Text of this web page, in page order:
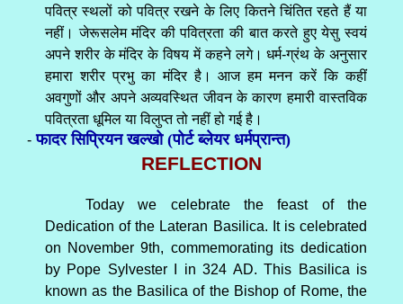
पवित्र स्थलों को पवित्र रखने के लिए कितने चिंतित रहते हैं या
नहीं। जेरूसलेम मंदिर की पवित्रता की बात करते हुए येसु स्वयं
अपने शरीर के मंदिर के विषय में कहने लगे। धर्म-ग्रंथ के अनुसार
हमारा शरीर प्रभु का मंदिर है। आज हम मनन करें कि कहीं
अवगुणों और अपने अव्यवस्थित जीवन के कारण हमारी वास्तविक
पवित्रता धूमिल या विलुप्त तो नहीं हो गई है।
- फादर सिप्रियन खल्खो (पोर्ट ब्लेयर धर्मप्रान्त)
REFLECTION
Today we celebrate the feast of the
Dedication of the Lateran Basilica. It is celebrated
on November 9th, commemorating its dedication
by Pope Sylvester I in 324 AD. This Basilica is
known as the Basilica of the Bishop of Rome, the